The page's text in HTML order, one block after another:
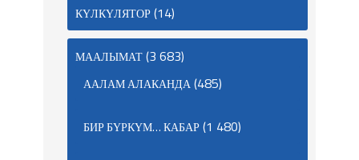
КҮЛКҮЛЯТОР(14)
МААЛЫМАТ(3 683)
ААЛАМ АЛАКАНДА(485)
БИР БҮРКҮМ… КАБАР(1 480)